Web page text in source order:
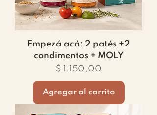
Empezá acá: 2 patés +2
condimentos + MOLY
Precio
$ 1.150,00
Agregar al carrito